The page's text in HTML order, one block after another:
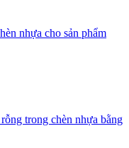
nhựa cho sản phẩm
trong chèn nhựa bằng